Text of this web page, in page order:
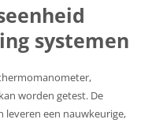
systemen
worden getest. De
leveren een nauwkeurige,